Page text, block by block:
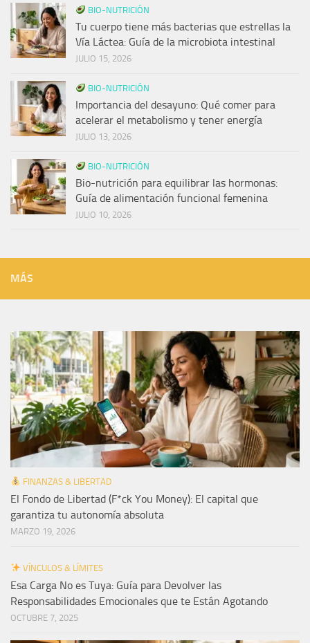
BIO-NUTRICIÓN
Tu cuerpo tiene más bacterias que estrellas la
Vía Láctea: Guía de la microbiota intestinal
JULIO 15, 2026
BIO-NUTRICIÓN
Importancia del desayuno: Qué comer para
acelerar el metabolismo y tener energía
JULIO 13, 2026
BIO-NUTRICIÓN
Bio-nutrición para equilibrar las hormonas:
Guía de alimentación funcional femenina
JULIO 10, 2026
MÁS
FINANZAS & LIBERTAD
El Fondo de Libertad (F*ck You Money): El capital que
garantiza tu autonomía absoluta
MARZO 19, 2026
VÍNCULOS & LÍMITES
Esa Carga No es Tuya: Guía para Devolver las
Responsabilidades Emocionales que te Están Agotando
OCTUBRE 7, 2025